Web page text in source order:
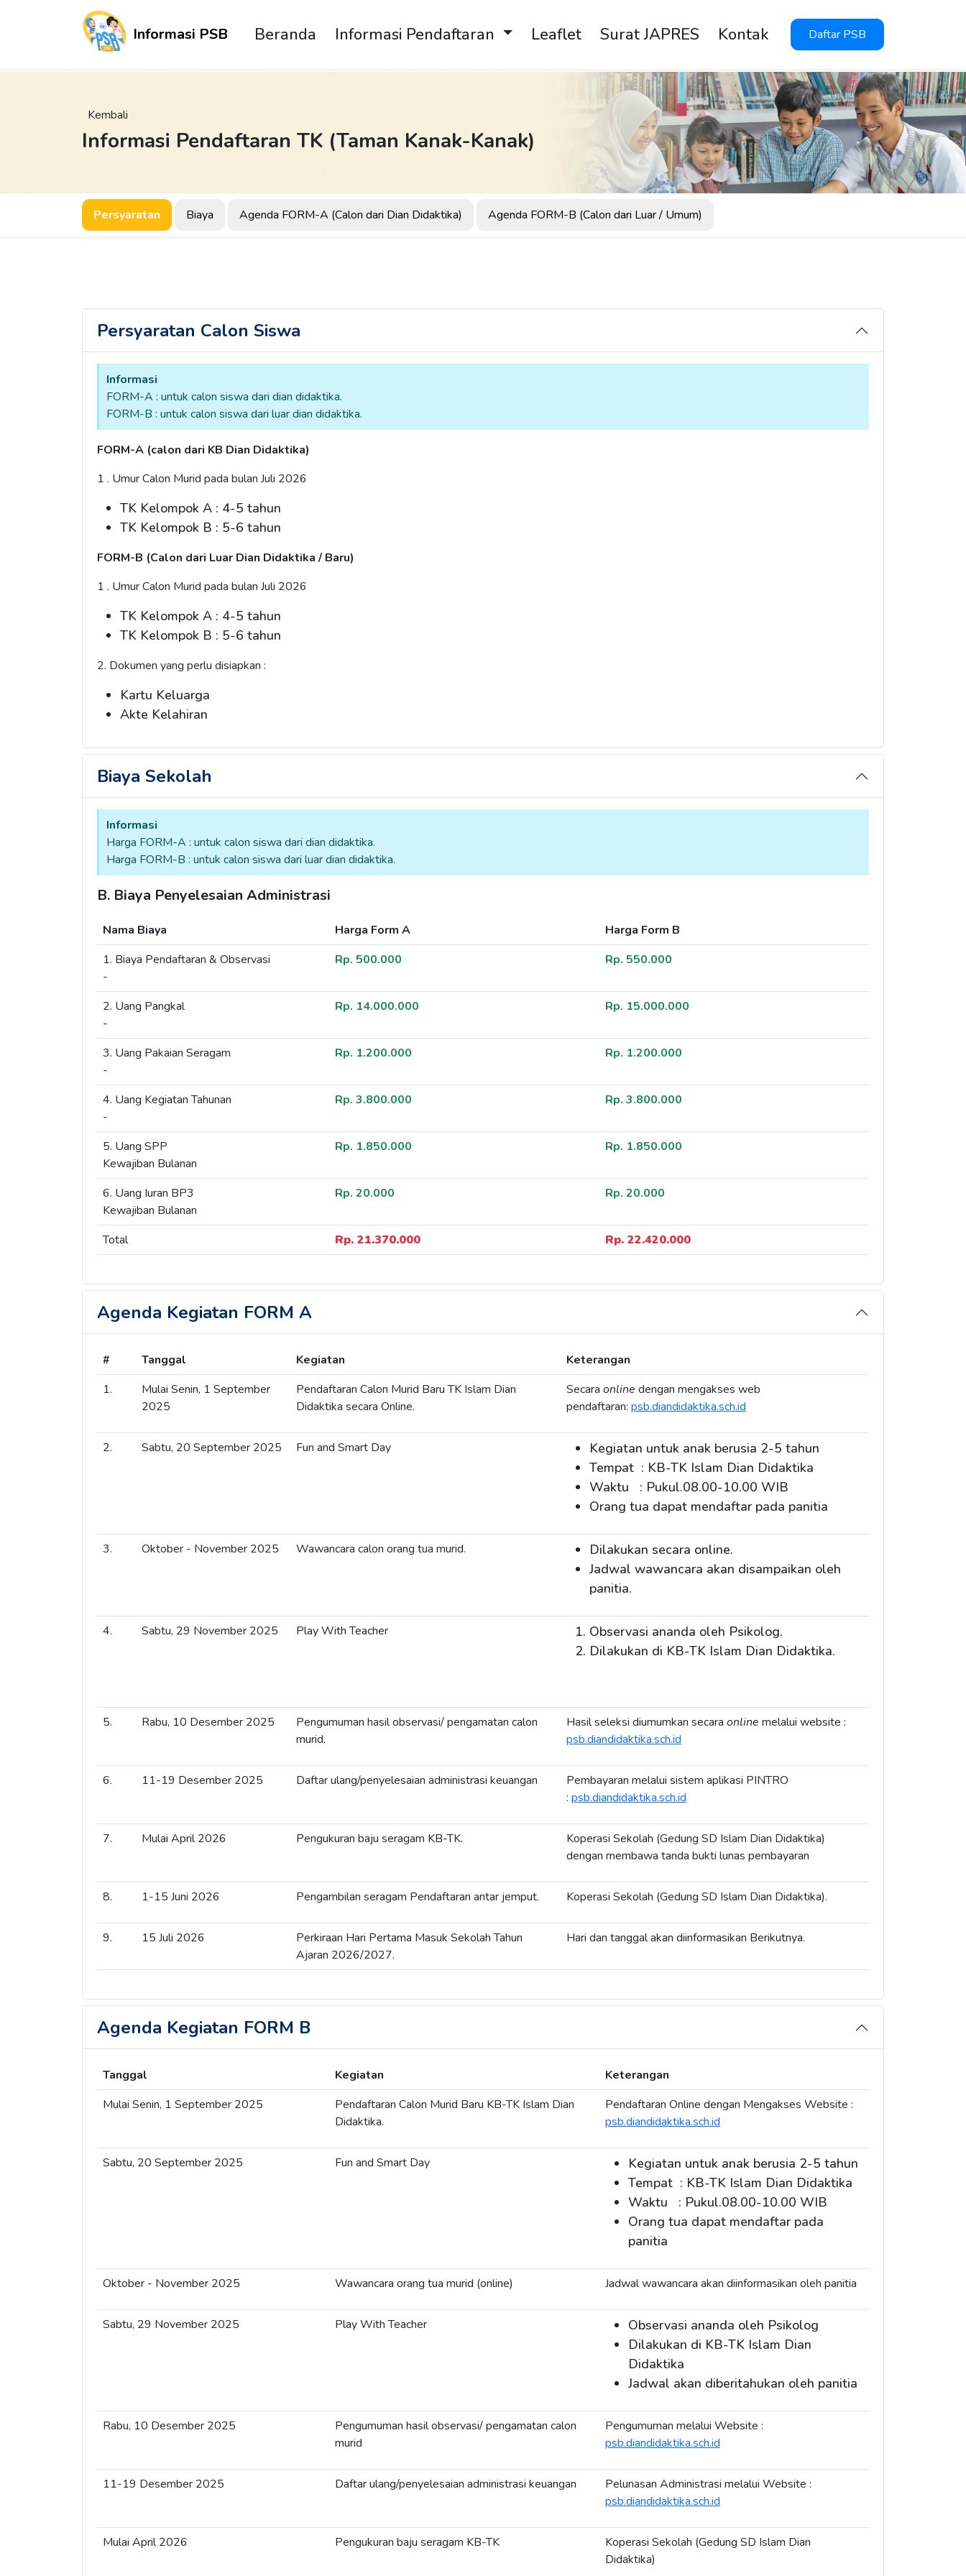
Informasi PSB Beranda Informasi Pendaftaran Leaflet Surat JAPRES Kontak Daftar PSB
Kembali
Informasi Pendaftaran TK (Taman Kanak-Kanak)
Persyaratan Biaya Agenda FORM-A (Calon dari Dian Didaktika) Agenda FORM-B (Calon dari Luar / Umum)
Persyaratan Calon Siswa
Informasi
FORM-A : untuk calon siswa dari dian didaktika.
FORM-B : untuk calon siswa dari luar dian didaktika.
FORM-A (calon dari KB Dian Didaktika)
1 . Umur Calon Murid pada bulan Juli 2026
TK Kelompok A : 4-5 tahun
TK Kelompok B : 5-6 tahun
FORM-B (Calon dari Luar Dian Didaktika / Baru)
1 . Umur Calon Murid pada bulan Juli 2026
TK Kelompok A : 4-5 tahun
TK Kelompok B : 5-6 tahun
2. Dokumen yang perlu disiapkan :
Kartu Keluarga
Akte Kelahiran
Biaya Sekolah
Informasi
Harga FORM-A : untuk calon siswa dari dian didaktika.
Harga FORM-B : untuk calon siswa dari luar dian didaktika.
B. Biaya Penyelesaian Administrasi
Nama Biaya Harga Form A
Harga Form B
1. Biaya Pendaftaran & Observasi
-
Rp. 500.000 Rp. 550.000
2. Uang Pangkal
-
Rp. 14.000.000 Rp. 15.000.000
3. Uang Pakaian Seragam
-
Rp. 1.200.000 Rp. 1.200.000
4. Uang Kegiatan Tahunan
-
Rp. 3.800.000 Rp. 3.800.000
5. Uang SPP
Kewajiban Bulanan
Rp. 1.850.000 Rp. 1.850.000
6. Uang Iuran BP3
Kewajiban Bulanan
Rp. 20.000 Rp. 20.000
Total Rp. 21.370.000 Rp. 22.420.000
Agenda Kegiatan FORM A
# Tanggal Kegiatan
Keterangan
1.
Mulai Senin, 1 September
2025
Pendaftaran Calon Murid Baru TK Islam Dian
Didaktika secara Online.
Secara online dengan mengakses web
pendaftaran: psb.diandidaktika.sch.id
2. Sabtu, 20 September 2025 Fun and Smart Day
Kegiatan untuk anak berusia 2-5 tahun
Tempat : KB-TK Islam Dian Didaktika
Waktu : Pukul.08.00-10.00 WIB
Orang tua dapat mendaftar pada panitia
3. Oktober - November 2025 Wawancara calon orang tua murid.
Dilakukan secara online.
Jadwal wawancara akan disampaikan oleh
panitia.
4. Sabtu, 29 November 2025 Play With Teacher
Observasi ananda oleh Psikolog.
Dilakukan di KB-TK Islam Dian Didaktika.
5. Rabu, 10 Desember 2025
Pengumuman hasil observasi/ pengamatan calon
murid.
Hasil seleksi diumumkan secara online melalui website :
psb.diandidaktika.sch.id
6. 11-19 Desember 2025 Daftar ulang/penyelesaian administrasi keuangan
Pembayaran melalui sistem aplikasi PINTRO
: psb.diandidaktika.sch.id
7. Mulai April 2026 Pengukuran baju seragam KB-TK.
Koperasi Sekolah (Gedung SD Islam Dian Didaktika)
dengan membawa tanda bukti lunas pembayaran
8. 1-15 Juni 2026 Pengambilan seragam Pendaftaran antar jemput. Koperasi Sekolah (Gedung SD Islam Dian Didaktika).
9. 15 Juli 2026
Perkiraan Hari Pertama Masuk Sekolah Tahun
Ajaran 2026/2027.
Hari dan tanggal akan diinformasikan Berikutnya.
Agenda Kegiatan FORM B
Tanggal Kegiatan
Keterangan
Mulai Senin, 1 September 2025
Pendaftaran Calon Murid Baru KB-TK Islam Dian
Didaktika.
Pendaftaran Online dengan Mengakses Website :
psb.diandidaktika.sch.id
Sabtu, 20 September 2025 Fun and Smart Day
Kegiatan untuk anak berusia 2-5 tahun
Tempat : KB-TK Islam Dian Didaktika
Waktu : Pukul.08.00-10.00 WIB
Orang tua dapat mendaftar pada
panitia
Oktober - November 2025 Wawancara orang tua murid (online) Jadwal wawancara akan diinformasikan oleh panitia
Sabtu, 29 November 2025 Play With Teacher
Observasi ananda oleh Psikolog
Dilakukan di KB-TK Islam Dian
Didaktika
Jadwal akan diberitahukan oleh panitia
Rabu, 10 Desember 2025
Pengumuman hasil observasi/ pengamatan calon
murid
Pengumuman melalui Website :
psb.diandidaktika.sch.id
11-19 Desember 2025 Daftar ulang/penyelesaian administrasi keuangan
Pelunasan Administrasi melalui Website :
psb.diandidaktika.sch.id
Mulai April 2026 Pengukuran baju seragam KB-TK
Koperasi Sekolah (Gedung SD Islam Dian
Didaktika)